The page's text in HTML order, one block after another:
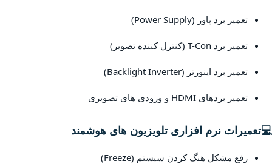
تعمیر برد پاور (Power Supply)
تعمیر برد T-Con (کنترل کننده تصویر)
تعمیر برد اینورتر (Backlight Inverter)
تعمیر بردهای HDMI و ورودی های تصویری
💻تعمیرات نرم افزاری تلویزیون های هوشمند
رفع مشکل هنگ کردن سیستم (Freeze)